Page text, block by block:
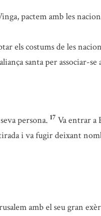
pactem amb les
els costums de les
santa per associar-se
persona. 17 Va entrar a
i va fugir deixant
amb el seu gran